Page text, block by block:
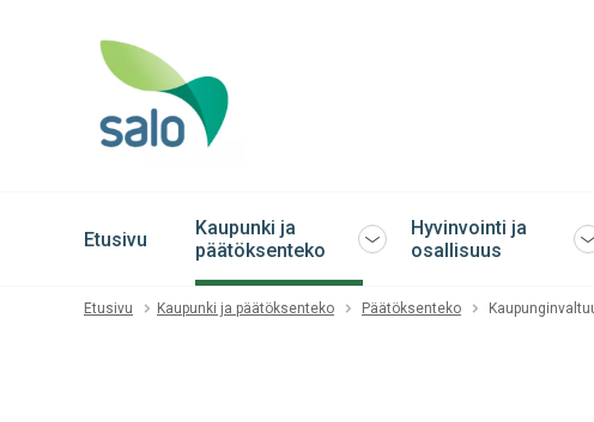
Etusivu
Kaupunki ja
päätöksenteko
Avaa
sulje
Hyvinvointi ja
osallisuus
Etusivu Kaupunki ja päätöksenteko Päätöksenteko